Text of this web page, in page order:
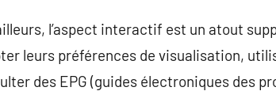
l’aspect interactif est un atout
leurs préférences de visualisation,
des EPG (guides électroniques des